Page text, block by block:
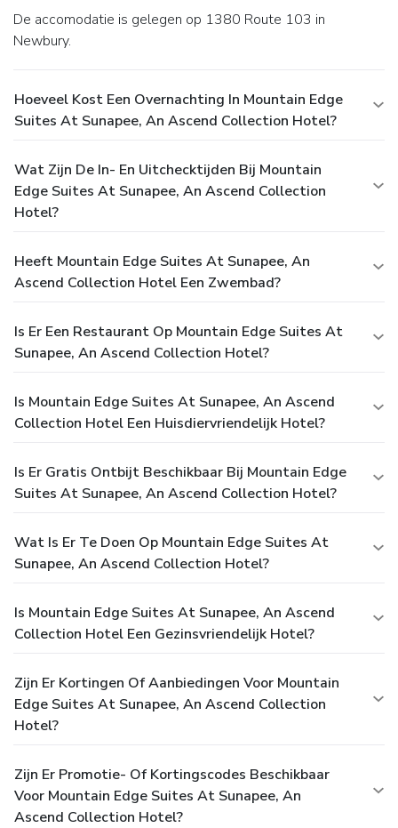
De accomodatie is gelegen op 1380 Route 103 in
Newbury.
Hoeveel Kost Een Overnachting In Mountain Edge
Suites At Sunapee, An Ascend Collection Hotel?
Wat Zijn De In- En Uitchecktijden Bij Mountain
Edge Suites At Sunapee, An Ascend Collection
Hotel?
Heeft Mountain Edge Suites At Sunapee, An
Ascend Collection Hotel Een Zwembad?
Is Er Een Restaurant Op Mountain Edge Suites At
Sunapee, An Ascend Collection Hotel?
Is Mountain Edge Suites At Sunapee, An Ascend
Collection Hotel Een Huisdiervriendelijk Hotel?
Is Er Gratis Ontbijt Beschikbaar Bij Mountain Edge
Suites At Sunapee, An Ascend Collection Hotel?
Wat Is Er Te Doen Op Mountain Edge Suites At
Sunapee, An Ascend Collection Hotel?
Is Mountain Edge Suites At Sunapee, An Ascend
Collection Hotel Een Gezinsvriendelijk Hotel?
Zijn Er Kortingen Of Aanbiedingen Voor Mountain
Edge Suites At Sunapee, An Ascend Collection
Hotel?
Zijn Er Promotie- Of Kortingscodes Beschikbaar
Voor Mountain Edge Suites At Sunapee, An
Ascend Collection Hotel?